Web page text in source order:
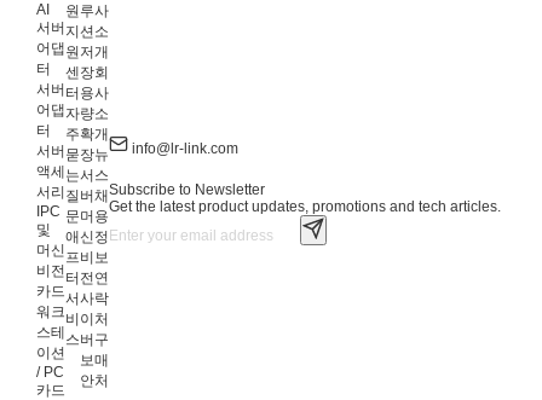
AI
서버
어댑
터
서버
어댑
터
서버
액세
서리
IPC
및
머신
비전
카드
워크
스테
이션
/ PC
카드
원
지
원
센
터
자
주
묻
는
질
문
애
프
터
서
비
스
루
션
저
장
용
량
확
장
서
버
머
신
비
전
사
이
버
보
안
사
소
개
회
사
소
개
뉴
스
채
용
정
보
연
락
처
구
매
처
info@lr-link.com
Subscribe to Newsletter
Get the latest product updates, promotions and tech articles.